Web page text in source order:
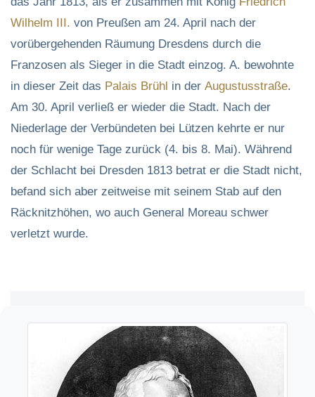
Wilhelm III. von Preußen am 24. April nach der
vorübergehenden Räumung Dresdens durch die
Franzosen als Sieger in die Stadt einzog. A. bewohnte
in dieser Zeit das Palais Brühl in der Augustusstraße.
Am 30. April verließ er wieder die Stadt. Nach der
Niederlage der Verbündeten bei Lützen kehrte er nur
noch für wenige Tage zurück (4. bis 8. Mai). Während
der Schlacht bei Dresden 1813 betrat er die Stadt nicht,
befand sich aber zeitweise mit seinem Stab auf den
Räcknitzhöhen, wo auch General Moreau schwer
verletzt wurde.